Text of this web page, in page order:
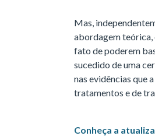
Mas,
abordagem teórica,
fato de poderem
sucedido de uma
nas evidências que
tratamentos e de
Conheça a